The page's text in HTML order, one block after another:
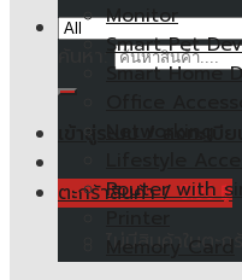
ตะกร้าสินค้า /0.00฿
ไม่มีสินค้าในตะกร้า
Monitor
Smart Pet
Smart Home
Router with
Memory Card